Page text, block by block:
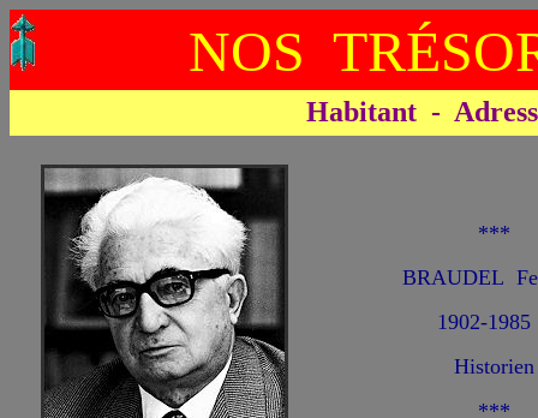
NOS
Habitant -
***
BRAUDEL
1902-1985
Historien
***